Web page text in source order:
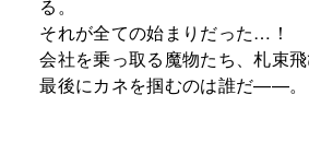
る。
それが全ての始まりだった…！
会社を乗っ取る魔物たち、札束飛
最後にカネを掴むのは誰だ——。